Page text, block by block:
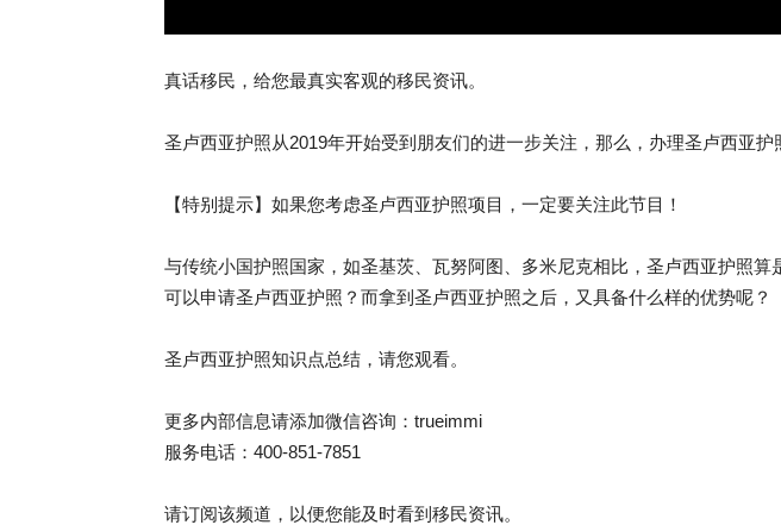
真话移民，给您最真实客观的移民资讯。
圣卢西亚护照从2019年开始受到朋友们的进一步关注，那么，办理圣卢西亚护
【特别提示】如果您考虑圣卢西亚护照项目，一定要关注此节目！
与传统小国护照国家，如圣基茨、瓦努阿图、多米尼克相比，圣卢西亚护照
可以申请圣卢西亚护照？而拿到圣卢西亚护照之后，又具备什么样的优势呢？
圣卢西亚护照知识点总结，请您观看。
更多内部信息请添加微信咨询：trueimmi
服务电话：400-851-7851
请订阅该频道，以便您能及时看到移民资讯。